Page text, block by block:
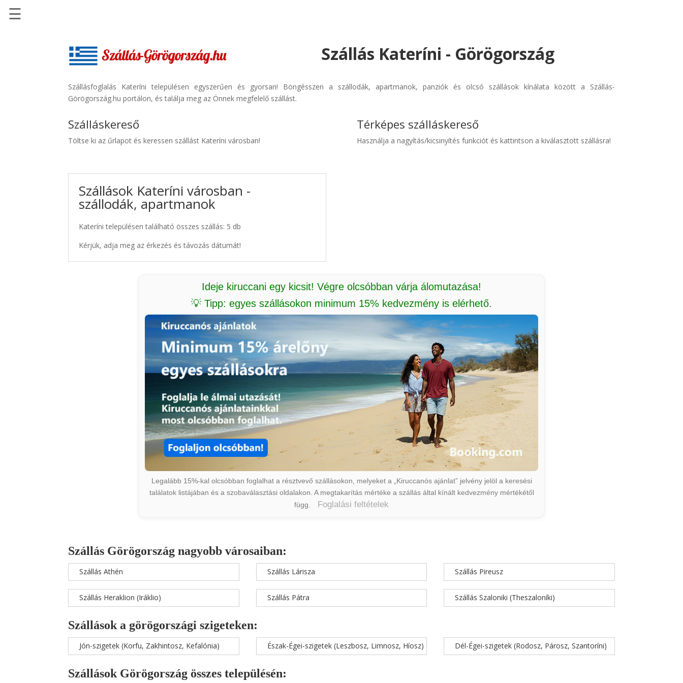
Szállásinfo.eu
Repülőjegy
Autóbérlés
☰
Szállás Kateríni - Görögország
Szállásfoglalás Kateríni településen egyszerűen és gyorsan! Böngésszen a szállodák, apartmanok, panziók és olcsó szállások kínálata között a Szállás-
Görögország.hu portálon, és találja meg az Önnek megfelelő szállást.
Szálláskereső
Töltse ki az űrlapot és keressen szállást Kateríni városban!
Szállások Kateríni városban -
szállodák, apartmanok
Kateríni településen található összes szállás: 5 db
Kérjük, adja meg az érkezés és távozás dátumát!
Térképes szálláskereső
Használja a nagyítás/kicsinyítés funkciót és kattintson a kiválasztott szállásra!
Ideje kiruccani egy kicsit! Végre olcsóbban várja álomutazása!
💡 Tipp: egyes szállásokon minimum 15% kedvezmény is elérhető.
Legalább 15%-kal olcsóbban foglalhat a résztvevő szállásokon, melyeket a „Kiruccanós ajánlat” jelvény jelöl a keresési
találatok listájában és a szobaválasztási oldalakon. A megtakarítás mértéke a szállás által kínált kedvezmény mértékétől
függ.
Foglalási feltételek
Szállás Görögország nagyobb városaiban:
Szállás Athén
Szállás Heraklion (Iráklio)
Szállás Lárisza
Szállás Pátra
Szállás Pireusz
Szállás Szaloniki (Theszaloníki)
Szállások a görögországi szigeteken:
Jón-szigetek (Korfu, Zakhintosz, Kefalónia) Észak-Égei-szigetek (Leszbosz, Limnosz, Híosz) Dél-Égei-szigetek (Rodosz, Párosz, Szantoríni)
Szállások Görögország összes településén: